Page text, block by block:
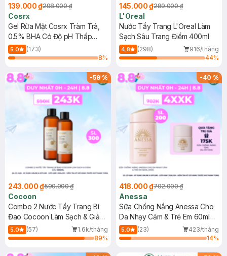
139.000 ₫298.000 ₫
Cosrx
Gel Rửa Mặt Cosrx Tràm Trà,
0.5% BHA Có Độ pH Thấp
150ml
5.0
(173)
8%
145.000 ₫289.000 ₫
L'Oreal
Nước Tẩy Trang L'Oreal Làm
Sạch Sâu Trang Điểm 400ml
4.8 (298)
916/tháng
44%
-59%
243.000 ₫590.000 ₫
Cocoon
Combo 2 Nước Tẩy Trang Bí
Đao Cocoon Làm Sạch & Giảm
Dầu 500ml
5.0 (57)
1.6k/tháng
89%
-40%
418.000 ₫702.000 ₫
Anessa
Sữa Chống Nắng Anessa Cho
Da Nhạy Cảm & Trẻ Em 60ml
(Mới)
5.0 (23)
423/tháng
14%